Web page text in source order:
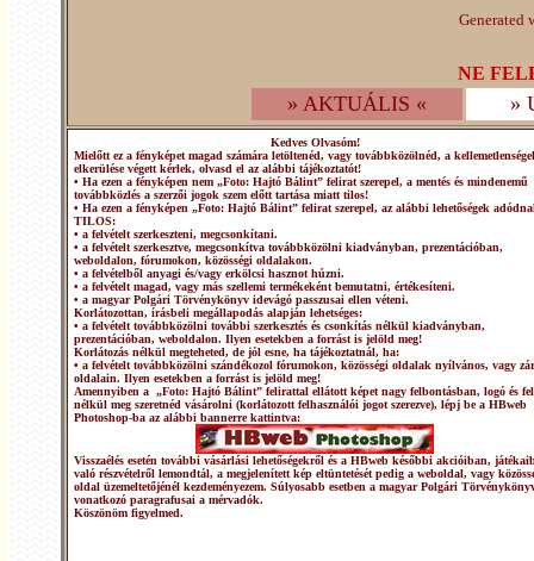
Generated
NE
» AKTUÁLIS « »
Kedves Olvasóm!
Mielőtt ez a fényképet magad számára letöltenéd, vagy továbbközölnéd, a
elkerülése végett kérlek, olvasd el az alábbi tájékoztatót!
• Ha ezen a fényképen nem „Foto: Hajtó Bálint” felirat szerepel, a mentés és mindenemű
továbbközlés a szerzői jogok szem előtt tartása miatt tilos!
• Ha ezen a fényképen „Foto: Hajtó Bálint” felirat szerepel, az alábbi lehetőségek
TILOS:
• a felvételt szerkeszteni, megcsonkítani.
• a felvételt szerkesztve, megcsonkítva továbbközölni kiadványban, prezentációban,
weboldalon, fórumokon, közösségi oldalakon.
• a felvételből anyagi és/vagy erkölcsi hasznot húzni.
• a felvételt magad, vagy más szellemi termékeként bemutatni, értékesíteni.
• a magyar Polgári Törvénykönyv idevágó passzusai ellen véteni.
Korlátozottan, írásbeli megállapodás alapján lehetséges:
• a felvételt továbbközölni további szerkesztés és csonkítás nélkül kiadványban,
prezentációban, weboldalon. Ilyen esetekben a forrást is jelöld meg!
Korlátozás nélkül megteheted, de jól esne, ha tájékoztatnál, ha:
• a felvételt továbbközölni szándékozol fórumokon, közösségi oldalak nyílvános, vagy
oldalain. Ilyen esetekben a forrást is jelöld meg!
Amennyiben a „Foto: Hajtó Bálint” felirattal ellátott képet nagy felbontásban, logó és
nélkül meg szeretnéd vásárolni (korlátozott felhasználói jogot szerezve), lépj be a HBweb
Photoshop-ba az alábbi bannerre kattintva:
Visszaélés esetén további vásárlási lehetőségekről és a HBweb későbbi akcióiban,
való részvételről lemondtál, a megjelenített kép eltüntetését pedig a weboldal, vagy
oldal üzemeltetőjénél kezdeményezem. Súlyosabb esetben a magyar Polgári
vonatkozó paragrafusai a mérvadók.
Köszönöm figyelmed.